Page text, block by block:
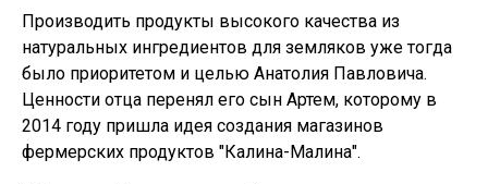
Производить продукты высокого качества из
натуральных ингредиентов для земляков уже тогда
было приоритетом и целью Анатолия Павловича.
Ценности отца перенял его сын Артем, которому в
2014 году пришла идея создания магазинов
фермерских продуктов "Калина-Малина".